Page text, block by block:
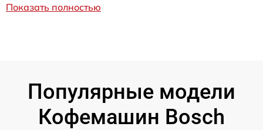
Показать полностью
Популярные модели
Кофемашин Bosch